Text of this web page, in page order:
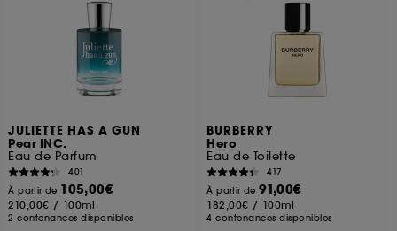
JULIETTE HAS A GUN
Pear INC.
Eau de Parfum
401
À partir de 105,00€
210,00€ / 100ml
2 contenances disponibles
BURBERRY
Hero
Eau de Toilette
417
À partir de91,00€
182,00€ / 100ml
4 contenances disponibles